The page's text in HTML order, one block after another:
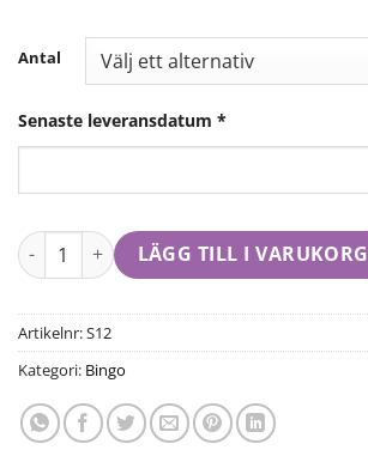
Antal
Senaste leveransdatum *
LÄGG TILL I VARUKORG
Artikelnr:S12
Kategori: Bingo